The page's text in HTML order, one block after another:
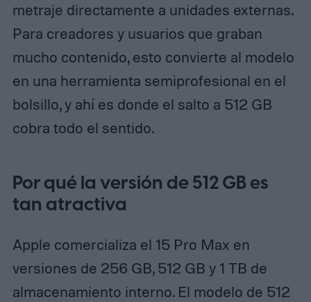
metraje directamente a unidades externas.
Para creadores y usuarios que graban
mucho contenido, esto convierte al modelo
en una herramienta semiprofesional en el
bolsillo, y ahí es donde el salto a 512 GB
cobra todo el sentido.
Por qué la versión de 512 GB es
tan atractiva
Apple comercializa el 15 Pro Max en
versiones de 256 GB, 512 GB y 1 TB de
almacenamiento interno. El modelo de 512